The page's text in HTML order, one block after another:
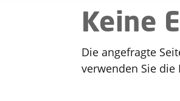
Keine
Die angefragte
verwenden Sie